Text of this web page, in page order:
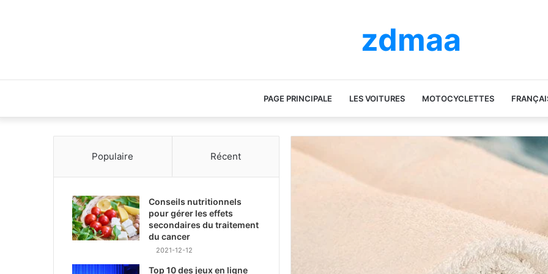
zdmaa
PAGE PRINCIPALE LES VOITURES MOTOCYCLETTES
Populaire Récent
Conseils nutritionnels
pour gérer les effets
secondaires du traitement
du cancer
2021-12-12
Top 10 des jeux en ligne